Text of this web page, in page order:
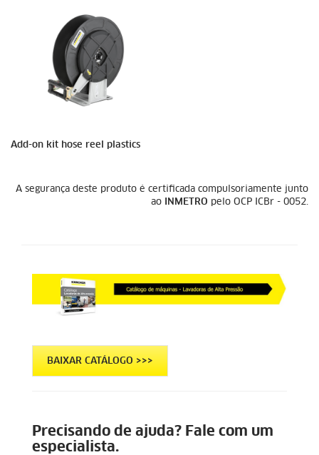
Add-on kit hose reel plastics
A segurança deste produto é certificada compulsoriamente junto
ao
INMETRO pelo OCP ICBr - 0052.
BAIXAR CATÁLOGO >>>
Precisando de ajuda? Fale com um
especialista.